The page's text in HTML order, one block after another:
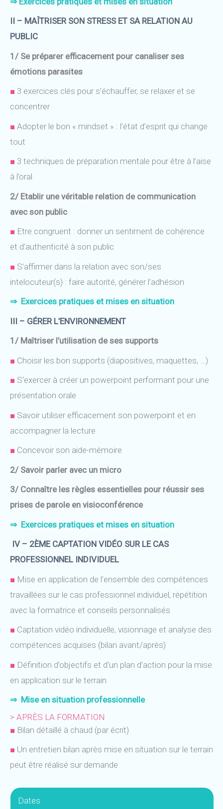
II – MAÎTRISER SON STRESS ET SA RELATION AU
PUBLIC
1/ Se préparer efficacement pour canaliser ses
émotions parasites
■ 3 exercices clés pour s’échauffer, se relaxer et se
concentrer
■ Adopter le bon « mindset » : l’état d’esprit qui change
tout
■ 3 techniques de préparation mentale pour être à l’aise
à l’oral
2/ Etablir une véritable relation de communication
avec son public
■ Etre congruent : donner un sentiment de cohérence
et d’authenticité à son public
■ S’affirmer dans la relation avec son/ses
intelocuteur(s) : faire autorité, générer l’adhésion
⇒ Exercices pratiques et mises en situation
III – GÉRER L’ENVIRONNEMENT
1/ Maîtriser l’utilisation de ses supports
■ Choisir les bon supports (diapositives, maquettes, …)
■ S‘exercer à créer un powerpoint performant pour une
présentation orale
■ Savoir utiliser efficacement son powerpoint et en
accompagner la lecture
■ Concevoir son aide-mémoire
2/ Savoir parler avec un micro
3/ Connaître les règles essentielles pour réussir ses
prises de parole en visioconférence
⇒ Exercices pratiques et mises en situation
IV – 2ÈME CAPTATION VIDÉO SUR LE CAS
PROFESSIONNEL INDIVIDUEL
■ Mise en application de l’ensemble des compétences
travaillées sur le cas professionnel individuel, répétition
avec la formatrice et conseils personnalisés
■ Captation vidéo individuelle, visionnage et analyse des
compétences acquises (bilan avant/après)
■ Définition d’objectifs et d’un plan d’action pour la mise
en application sur le terrain
⇒ Mise en situation professionnelle
> APRÈS LA FORMATION
■ Bilan détaillé à chaud (par écrit)
■ Un entretien bilan après mise en situation sur le terrain
peut être réalisé sur demande
Dates